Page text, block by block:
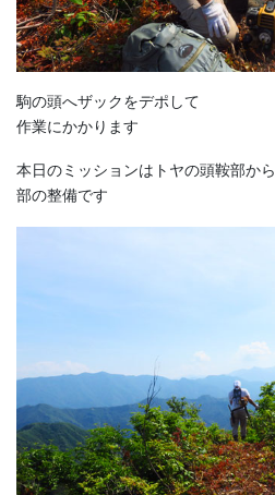
駒の頭へザックをデポして
作業にかかります
本日のミッションはトヤの頭鞍部か
部の整備です